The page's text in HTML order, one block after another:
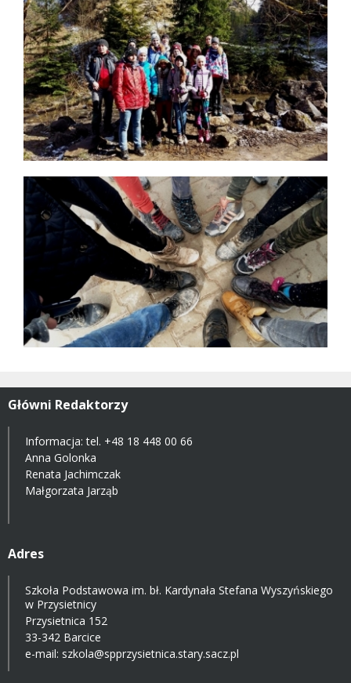
Główni Redaktorzy
Informacja: tel. +48 18 448 00 66
Anna Golonka
Renata Jachimczak
Małgorzata Jarząb
Adres
Szkoła Podstawowa im. bł. Kardynała Stefana Wyszyńskiego
w Przysietnicy
Przysietnica 152
33-342 Barcice
e-mail: szkola@spprzysietnica.stary.sacz.pl